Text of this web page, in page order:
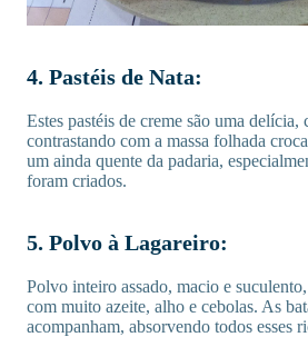
4. Pastéis de Nata:
Estes pastéis de creme são uma
contrastando com a massa folhada
um ainda quente da padaria,
foram criados.
5. Polvo à Lagareiro:
Polvo inteiro assado, macio e
com muito azeite, alho e cebolas. As
acompanham, absorvendo todos esses